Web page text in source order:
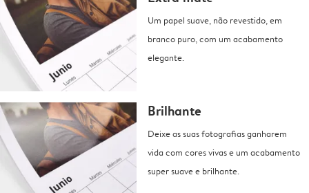
Um papel suave, não revestido, em
branco puro, com um acabamento
elegante.
Brilhante
Deixe as suas fotografias ganharem
vida com cores vivas e um acabamento
super suave e brilhante.